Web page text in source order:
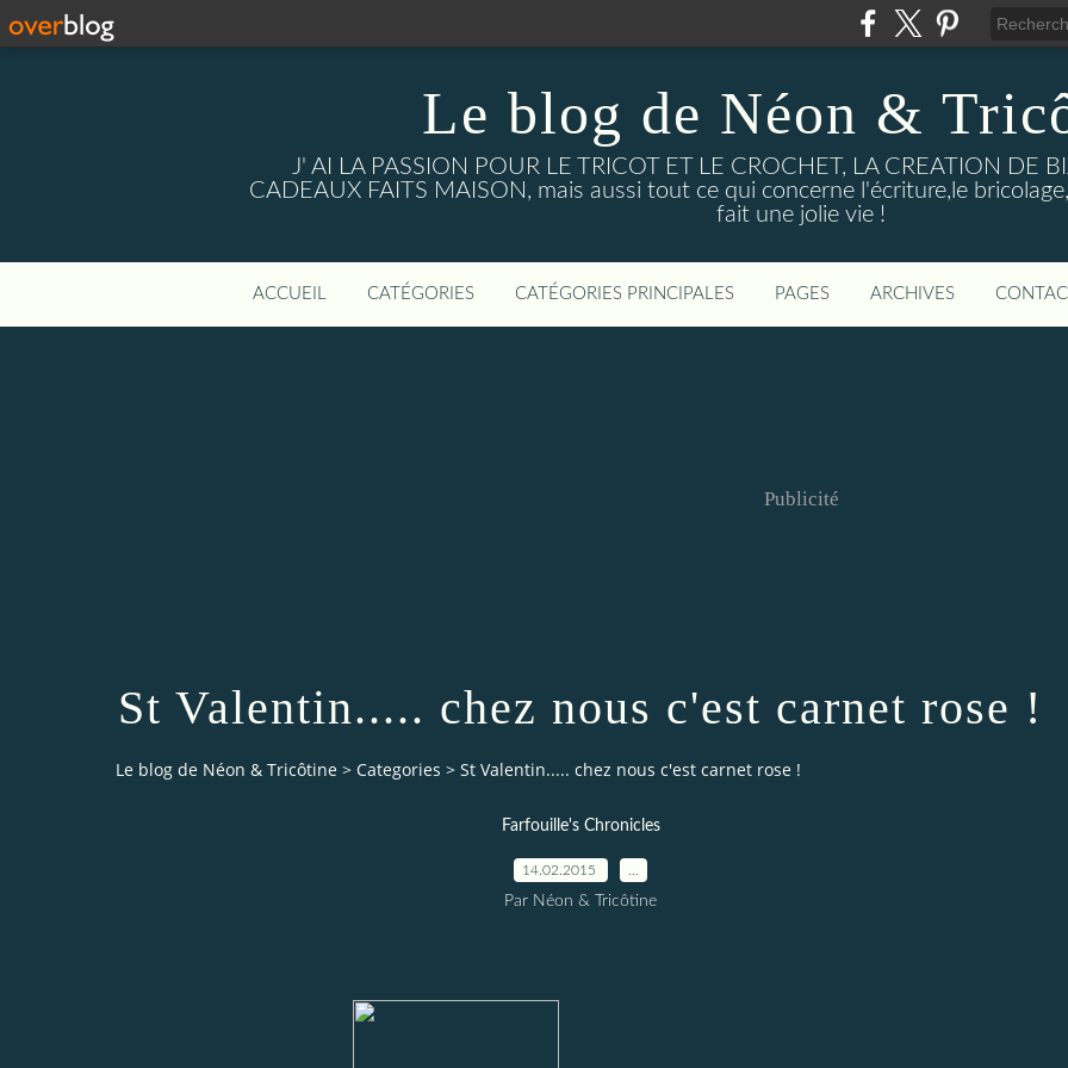
Le blog de Néon &
J' AI LA PASSION POUR LE TRICOT ET LE CROCHET, LA CREATION DE
CADEAUX FAITS MAISON, mais aussi tout ce qui concerne l'écriture,le
fait une jolie vie !
ACCUEIL CATÉGORIES CATÉGORIES PRINCIPALES PAGES ARCHIVES
Publicité
St Valentin..... chez nous c'est carnet rose !
Le blog de Néon & Tricôtine > Categories > St Valentin..... chez nous c'est carnet rose !
Farfouille's Chronicles
14.02.2015
Par Néon & Tricôtine